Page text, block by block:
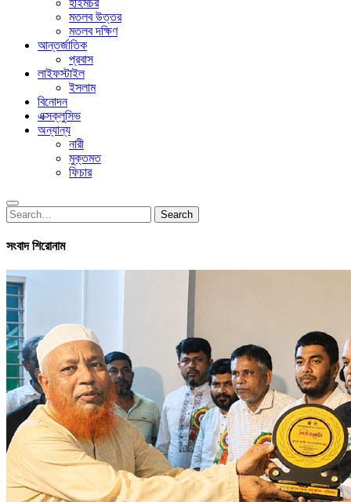
মতলব উত্তর
মতলব দক্ষিণ
আন্তর্জাতিক
প্রবাস
লাইফস্টাইল
ইসলাম
বিনোদন
এক্সক্লুসিভ
অন্যান্য
নারী
মুক্তমত
ফিচার
Search
for:
Search
সংবাদ শিরোনাম